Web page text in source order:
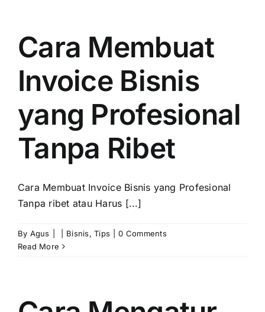
Cara Membuat
Invoice Bisnis
yang Profesional
Tanpa Ribet
Cara Membuat Invoice Bisnis yang Profesional
Tanpa ribet atau Harus [...]
By Agus Bisnis,Tips
0 Comments
Read More